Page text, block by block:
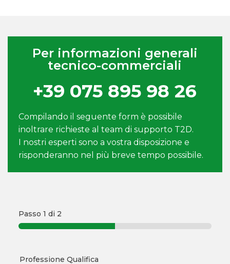
Per informazioni generali
tecnico-commerciali
+39 075 895 98 26
Compilando il seguente form è possibile
inoltrare richieste al team di supporto T2D.
I nostri esperti sono a vostra disposizione e
risponderanno nel più breve tempo possibile.
Passo 1 di 2
Professione Qualifica